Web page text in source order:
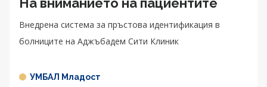
Внедрена система за пръстова идентификация в
болниците на Аджъбадем Сити Клиник
УМБАЛ Младост